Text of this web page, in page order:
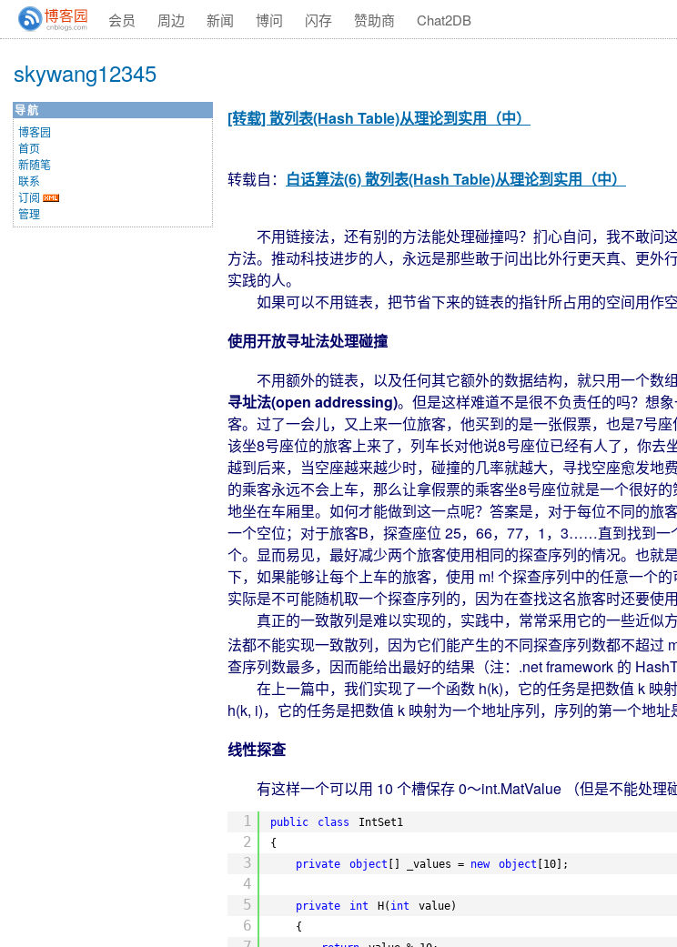
会员 周边 新闻 博问 闪存 赞助商 Chat2DB
skywang12345
导航
博客园
首页
新随笔
联系
订阅
管理
[转载] 散列表(Hash Table)从理论到实用（中）
转载自： 白话算法(6) 散列表(Hash Table)从理论到实用（中）
不用链接法，还有别的方法能处理碰撞吗？扪心自问，我不敢问
方法。推动科技进步的人，永远是那些敢于问出比外行更天真、更
实践的人。
如果可以不用链表，把节省下来的链表的指针所占用的空间用作空
使用开放寻址法处理碰撞
不用额外的链表，以及任何其它额外的数据结构，就只用一个数
寻址法(open addressing)。但是这样难道不是很不负责任的吗？想
客。过了一会儿，又上来一位旅客，他买到的是一张假票，也是7号
该坐8号座位的旅客上来了，列车长对他说8号座位已经有人了，你去
越到后来，当空座越来越少时，碰撞的几率就越大，寻找空座愈发
的乘客永远不会上车，那么让拿假票的乘客坐8号座位就是一个很好
地坐在车厢里。如何才能做到这一点呢？答案是，对于每位不同的
一个空位；对于旅客B，探查座位 25，66，77，1，3……直到找到一
个。显而易见，最好减少两个旅客使用相同的探查序列的情况。也就
下，如果能够让每个上车的旅客，使用 m! 个探查序列中的任意一个
实际是不可能随机取一个探查序列的，因为在查找这名旅客时还要使
真正的一致散列是难以实现的，实践中，常常采用它的一些近似
法都不能实现一致散列，因为它们能产生的不同探查序列数都不超过
查序列数最多，因而能给出最好的结果（注：.net framework 的
在上一篇中，我们实现了一个函数 h(k)，它的任务是把数值 k 映
h(k, i)，它的任务是把数值 k 映射为一个地址序列，序列的第一个地
线性探查
有这样一个可以用 10 个槽保存 0～int.MatValue （但是不能处理
1
2
3
4
5
6
public class
IntSet1
{
private
object [] _values = new object [10];
private int H( int
value)
{